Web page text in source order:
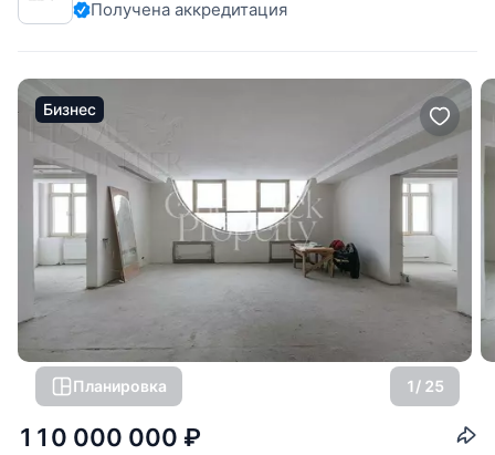
главных преимуществ, которых нет больше нигде: Два
Получена аккредитация
Бизнес
Планировка 1/ 25
110 000 000 ₽